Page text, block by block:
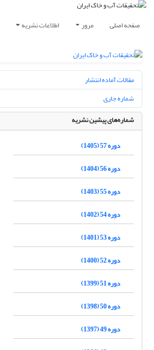
صفحه اصلی مرور اطلاعات نشریه
مقالات آماده انتشار
شماره جاری
شماره‌های پیشین نشریه
دوره 57 (1405)
دوره 56 (1404)
دوره 55 (1403)
دوره 54 (1402)
دوره 53 (1401)
دوره 52 (1400)
دوره 51 (1399)
دوره 50 (1398)
دوره 49 (1397)